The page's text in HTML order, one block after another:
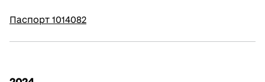
Паспорт 1014082